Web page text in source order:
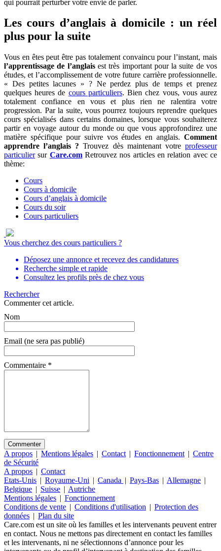
qui pourrait perturber votre envie de parler.
Les cours d’anglais à domicile : un réel
plus pour la suite
Vous en êtes peut être pas totalement convaincu pour l’instant, mais
l’apprentissage de l’anglaisest très important pour la suite de vos
études, et l’accomplissement de votre future carrière professionnelle.
« Des petites lacunes » ? Ne perdez plus de temps et prenez
quelques heures de cours particuliers. Bien chez vous, vous aurez
totalement confiance en vous et plus rien ne ralentira votre
progression. Par la suite, vous pourrez toujours reprendre quelques
cours spécialisés dans certains domaines, lorsque vous souhaiterez
partir en voyage autour du monde ou que vous approfondirez une
matière spécifique pour suivre vos études en anglais. Comment
apprendre l’anglais ? Trouvez dès maintenant votreprofesseur
particuliersur Care.comRetrouvez nos articles en relation avec ce
thème:
Cours
Cours à domicile
Cours d’anglais à domicile
Cours du soir
Cours particuliers
Vous cherchez des cours particuliers ?
Déposez une annonce et recevez des candidatures
Recherche simple et rapide
Consultez les profils près de chez vous
Rechercher
Commenter cet article.
Nom
Email (ne sera pas publié)
Commentaire *
A propos | Mentions légales | Contact | Fonctionnement | Centre
de Sécurité
A propos | Contact
Etats-Unis | Royaume-Uni | Canada | Pays-Bas | Allemagne |
Belgique | Suisse | Autriche
Mentions légales | Fonctionnement
Conditions de vente | Conditions d'utilisation | Protection des
données | Plan du site
Care.com est un site où les familles et les intervenants peuvent entrer
en contact. Nous ne mettons pas directement en contact les familles
et les intervenants, ni ne sélectionnons d’annonce pour les